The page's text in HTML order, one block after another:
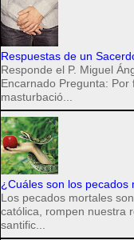
Respuestas de un
Responde el P. Miguel
Encarnado Pregunta:
masturbació...
¿Cuáles son los pecados
Los pecados mortales
católica, rompen nuestra
santific...